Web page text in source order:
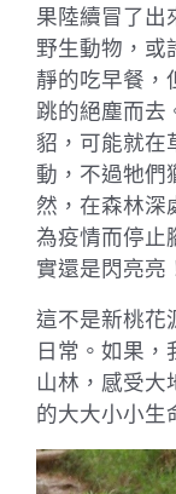
果陸續冒了出
野生動物，或
靜的吃早餐，
跳的絕塵而去
貂，可能就在
動，不過牠們
然，在森林深
為疫情而停止
實還是閃亮亮
這不是新桃花
日常。如果，
山林，感受大
的大大小小生